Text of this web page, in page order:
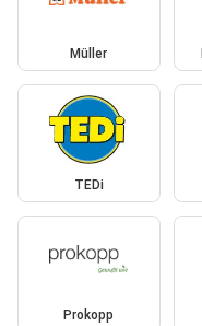
Müller
TEDi
Prokopp